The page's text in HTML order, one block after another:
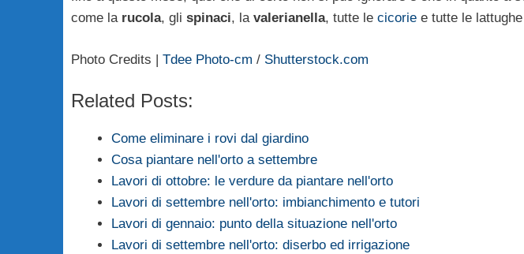
come la rucola, gli spinaci, la valerianella, tutte le cicoriee tutte le
Photo Credits | Tdee Photo-cm / Shutterstock.com
Related Posts:
Come eliminare i rovi dal giardino
Cosa piantare nell'orto a settembre
Lavori di ottobre: le verdure da piantare nell'orto
Lavori di settembre nell'orto: imbianchimento e tutori
Lavori di gennaio: punto della situazione nell'orto
Lavori di settembre nell'orto: diserbo ed irrigazione